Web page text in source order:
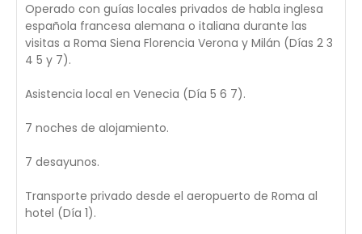
Operado con guías locales privados de habla inglesa
española francesa alemana o italiana durante las
visitas a Roma Siena Florencia Verona y Milán (Días 2 3
4 5 y 7).
Asistencia local en Venecia (Día 5 6 7).
7 noches de alojamiento.
7 desayunos.
Transporte privado desde el aeropuerto de Roma al
hotel (Día 1).